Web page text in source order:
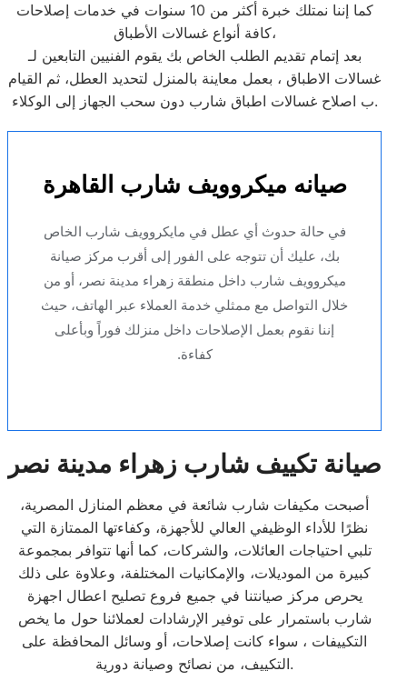
كما إننا نمتلك خبرة أكثر من 10 سنوات في خدمات إصلاحات
كافة أنواع غسالات الأطباق،
بعد إتمام تقديم الطلب الخاص بك يقوم الفنيين التابعين لـ
غسالات الاطباق ، بعمل معاينة بالمنزل لتحديد العطل، ثم القيام
ب اصلاح غسالات اطباق شارب دون سحب الجهاز إلى الوكلاء.
صيانه ميكروويف شارب القاهرة
في حالة حدوث أي عطل في مايكروويف شارب الخاص
بك، عليك أن تتوجه على الفور إلى أقرب مركز صيانة
ميكروويف شارب داخل منطقة زهراء مدينة نصر، أو من
خلال التواصل مع ممثلي خدمة العملاء عبر الهاتف، حيث
إننا نقوم بعمل الإصلاحات داخل منزلك فوراً وبأعلى
كفاءة.
صيانة تكييف شارب زهراء مدينة نصر
أصبحت مكيفات شارب شائعة في معظم المنازل المصرية،
نظرًا للأداء الوظيفي العالي للأجهزة، وكفاءتها الممتازة التي
تلبي احتياجات العائلات، والشركات، كما أنها تتوافر بمجموعة
كبيرة من الموديلات، والإمكانيات المختلفة، وعلاوة على ذلك
يحرص مركز صيانتنا في جميع فروع تصليح اعطال اجهزة
شارب باستمرار على توفير الإرشادات لعملائنا حول ما يخص
التكييفات ، سواء كانت إصلاحات، أو وسائل المحافظة على
التكييف، من نصائح وصيانة دورية.